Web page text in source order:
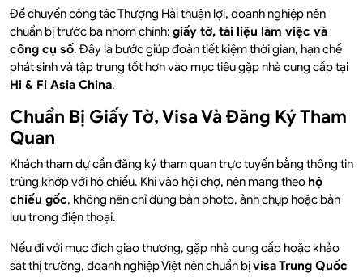
Để chuyến công tác Thượng Hải thuận lợi, doanh nghiệp nên
chuẩn bị trước ba nhóm chính: giấy tờ, tài liệu làm việc và
công cụ số. Đây là bước giúp đoàn tiết kiệm thời gian, hạn chế
phát sinh và tập trung tốt hơn vào mục tiêu gặp nhà cung cấp tại
Hi & Fi Asia China.
Chuẩn Bị Giấy Tờ, Visa Và Đăng Ký Tham
Quan
Khách tham dự cần đăng ký tham quan trực tuyến bằng thông tin
trùng khớp với hộ chiếu. Khi vào hội chợ, nên mang theo hộ
chiếu gốc, không nên chỉ dùng bản photo, ảnh chụp hoặc bản
lưu trong điện thoại.
Nếu đi với mục đích giao thương, gặp nhà cung cấp hoặc khảo
sát thị trường, doanh nghiệp Việt nên chuẩn bịvisa Trung Quốc